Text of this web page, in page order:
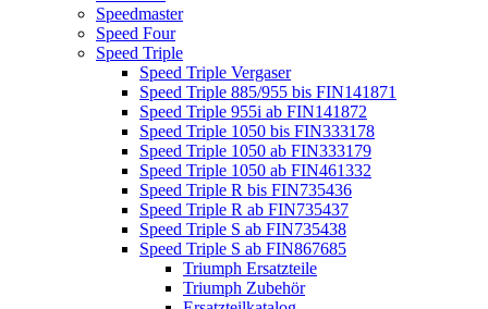
Speedmaster
Speed Four
Speed Triple
Speed Triple Vergaser
Speed Triple 885/955 bis FIN141871
Speed Triple 955i ab FIN141872
Speed Triple 1050 bis FIN333178
Speed Triple 1050 ab FIN333179
Speed Triple 1050 ab FIN461332
Speed Triple R bis FIN735436
Speed Triple R ab FIN735437
Speed Triple S ab FIN735438
Speed Triple S ab FIN867685
Triumph Ersatzteile
Triumph Zubehör